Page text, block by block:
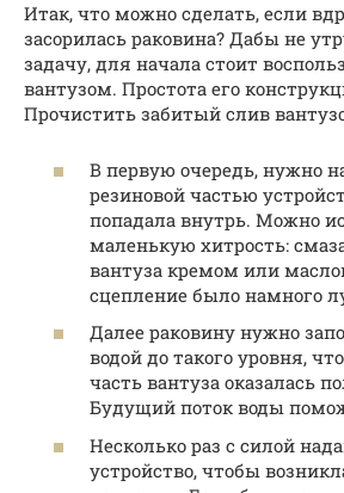
Итак, что можно сделать, если
засорилась раковина? Дабы не
задачу, для начала стоит
вантузом. Простота его
Прочистить забитый слив
В первую очередь, нужно
резиновой частью
попадала внутрь. Можно
маленькую хитрость:
вантуза кремом или
сцепление было намного
Далее раковину нужно
водой до такого уровня,
часть вантуза оказалась
Будущий поток воды
Несколько раз с силой
устройство, чтобы